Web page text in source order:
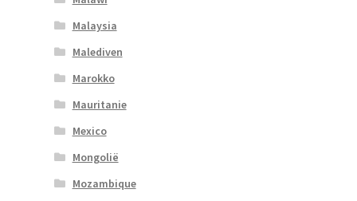
Malaysia
Malediven
Marokko
Mauritanie
Mexico
Mongolië
Mozambique